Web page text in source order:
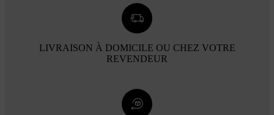
LIVRAISON À DOMICILE OU CHEZ VOTRE
REVENDEUR